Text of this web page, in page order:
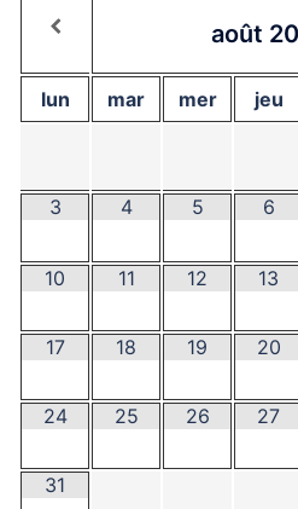
août
lun mar mer jeu
3 4 5 6
10 11 12 13
17 18 19 20
24 25 26 27
31